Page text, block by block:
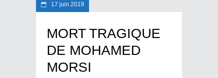
17 juin 2019
MORT TRAGIQUE
DE MOHAMED
MORSI